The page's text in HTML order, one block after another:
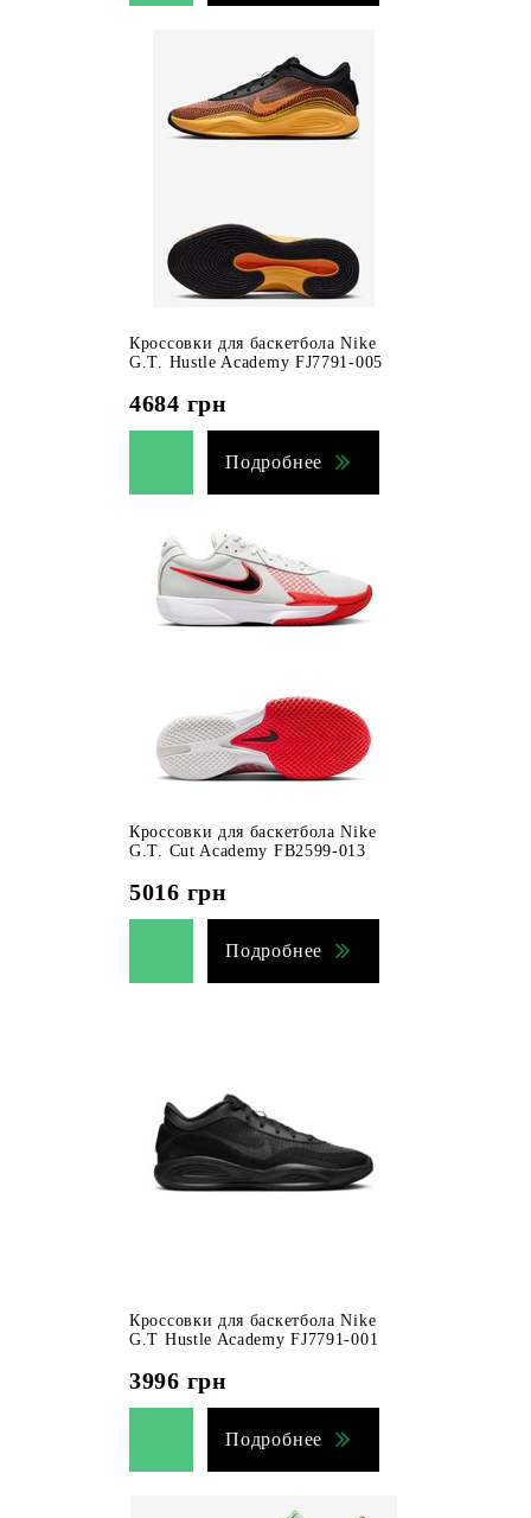
Кроссовки для баскетбола Nike
G.T. Hustle Academy FJ7791-005
4684 грн
Подробнее
Кроссовки для баскетбола Nike
G.T. Cut Academy FB2599-013
5016 грн
Подробнее
Кроссовки для баскетбола Nike
G.T Hustle Academy FJ7791-001
3996 грн
Подробнее